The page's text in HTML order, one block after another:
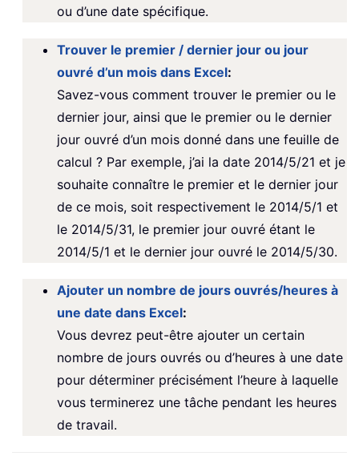
ou d’une date spécifique.
Trouver le premier / dernier jour ou jour
ouvré d’un mois dans Excel:
Savez-vous comment trouver le premier ou le
dernier jour, ainsi que le premier ou le dernier
jour ouvré d’un mois donné dans une feuille de
calcul ? Par exemple, j’ai la date 2014/5/21 et je
souhaite connaître le premier et le dernier jour
de ce mois, soit respectivement le 2014/5/1 et
le 2014/5/31, le premier jour ouvré étant le
2014/5/1 et le dernier jour ouvré le 2014/5/30.
Ajouter un nombre de jours ouvrés/heures à
une date dans Excel:
Vous devrez peut-être ajouter un certain
nombre de jours ouvrés ou d’heures à une date
pour déterminer précisément l’heure à laquelle
vous terminerez une tâche pendant les heures
de travail.